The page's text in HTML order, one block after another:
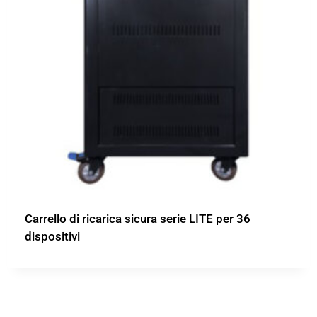
Carrello di ricarica sicura serie LITE per 36
dispositivi